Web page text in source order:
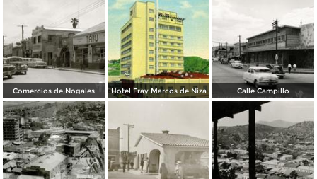
Comercios de Nogales Hotel Fray Marcos de Niza Calle Campillo